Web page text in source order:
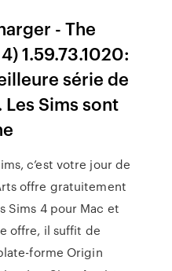
- The
1.59.73.1020:
série de
Sims sont
c’est votre jour de
offre gratuitement
Sims 4 pour Mac et
offre, il suffit de
forme Origin